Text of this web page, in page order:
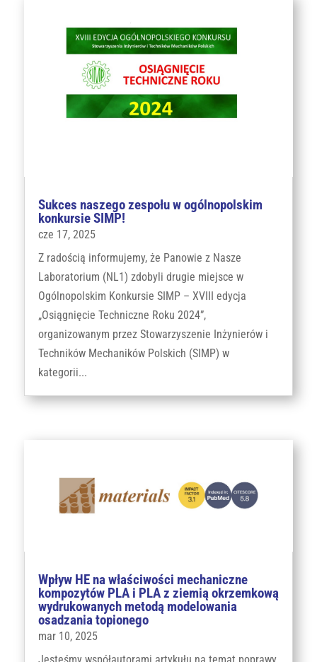
Sukces naszego zespołu w ogólnopolskim
konkursie SIMP!
cze 17, 2025
Z radością informujemy, że Panowie z Nasze
Laboratorium (NL1) zdobyli drugie miejsce w
Ogólnopolskim Konkursie SIMP – XVIII edycja
„Osiągnięcie Techniczne Roku 2024”,
organizowanym przez Stowarzyszenie Inżynierów i
Techników Mechaników Polskich (SIMP) w
kategorii...
Wpływ HE na właściwości mechaniczne
kompozytów PLA i PLA z ziemią okrzemkową
wydrukowanych metodą modelowania
osadzania topionego
mar 10, 2025